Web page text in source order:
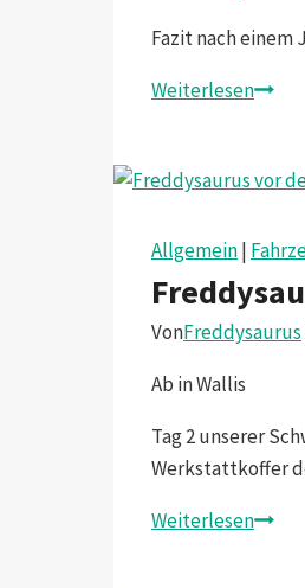
Fazit nach einem
Weiterlesen1
und
Allgemein|
VonFreddysaurus
Ab in Wallis
Tag 2 unserer
Werkstattkoffer
Weiterlesen